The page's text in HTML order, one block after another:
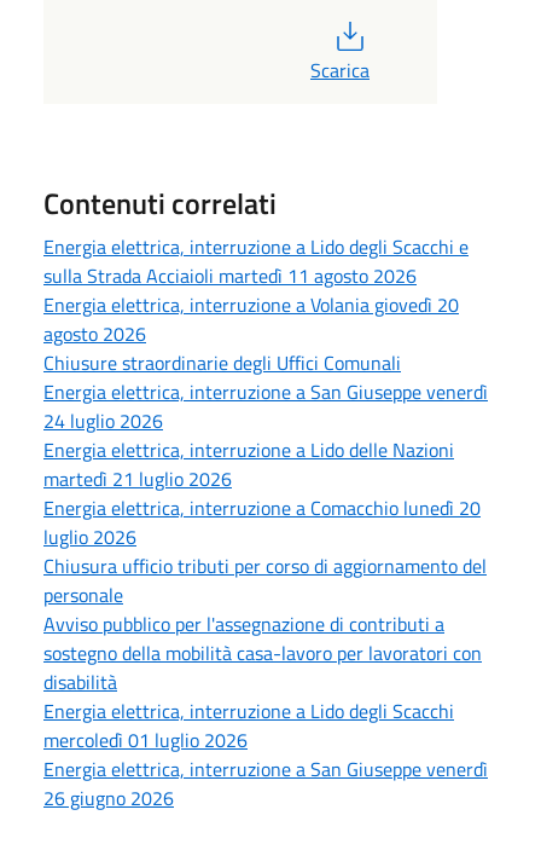
Scarica
Contenuti correlati
Energia elettrica, interruzione a Lido degli Scacchi e
sulla Strada Acciaioli martedì 11 agosto 2026
Energia elettrica, interruzione a Volania giovedì 20
agosto 2026
Chiusure straordinarie degli Uffici Comunali
Energia elettrica, interruzione a San Giuseppe venerdì
24 luglio 2026
Energia elettrica, interruzione a Lido delle Nazioni
martedì 21 luglio 2026
Energia elettrica, interruzione a Comacchio lunedì 20
luglio 2026
Chiusura ufficio tributi per corso di aggiornamento del
personale
Avviso pubblico per l'assegnazione di contributi a
sostegno della mobilità casa-lavoro per lavoratori con
disabilità
Energia elettrica, interruzione a Lido degli Scacchi
mercoledì 01 luglio 2026
Energia elettrica, interruzione a San Giuseppe venerdì
26 giugno 2026